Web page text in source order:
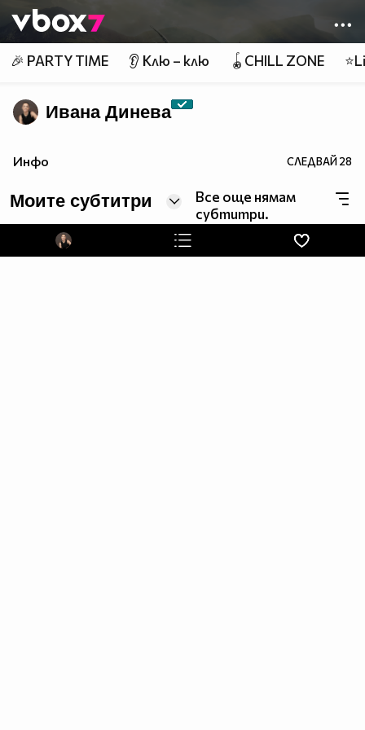
👾
🎉 PARTY TIME 👂 Клю – клю 🪀CHILL ZONE
Ивана Динева
Инфо СЛЕДВАЙ28
Моите субтитри
Все още нямам
субтитри.